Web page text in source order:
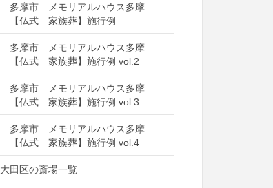
多摩市 メモリアルハウス多摩
【仏式 家族葬】施行例
多摩市 メモリアルハウス多摩
【仏式 家族葬】施行例 vol.2
多摩市 メモリアルハウス多摩
【仏式 家族葬】施行例 vol.3
多摩市 メモリアルハウス多摩
【仏式 家族葬】施行例 vol.4
大田区の斎場一覧